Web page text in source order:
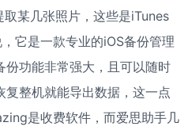
某几张照片，这些是iTunes
它是一款专业的iOS备份管理
功能非常强大，且可以随时
整机就能导出数据，这一点
是收费软件，而爱思助手几